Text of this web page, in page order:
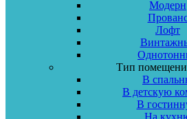
Модерн
Лофт
Тип
В
В детскую
В
На